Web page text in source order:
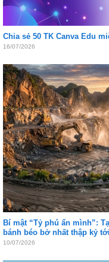
Chia sẻ 50 TK Canva Edu
16/07/2026
Bí mật “Tỷ phú ẩn mình”:
bánh béo bở nhất thập kỷ
10/07/2026